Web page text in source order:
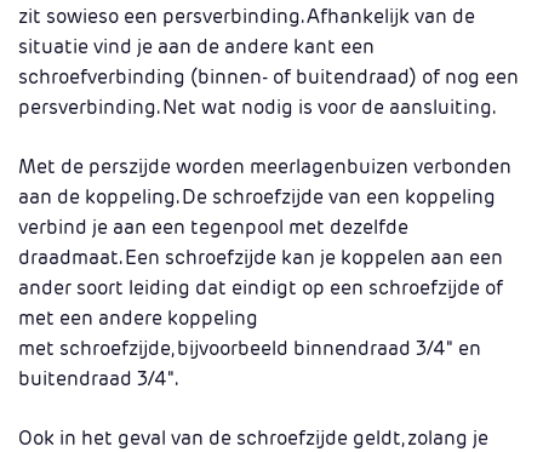
zit sowieso een persverbinding. Afhankelijk van de
situatie vind je aan de andere kant een
schroefverbinding (binnen- of buitendraad) of nog een
persverbinding. Net wat nodig is voor de aansluiting.
Met de perszijde worden meerlagenbuizen verbonden
aan de koppeling. De schroefzijde van een koppeling
verbind je aan een tegenpool met dezelfde
draadmaat. Een schroefzijde kan je koppelen aan een
ander soort leiding dat eindigt op een schroefzijde of
met een andere koppeling
met schroefzijde, bijvoorbeeld binnendraad 3/4" en
buitendraad 3/4".
Ook in het geval van de schroefzijde geldt, zolang je